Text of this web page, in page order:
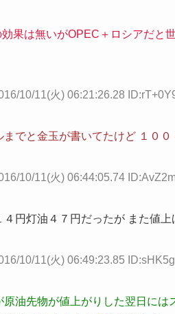
果は無いがOPEC＋ロシアだと
10/11(火) 06:21:26.28
でと金玉が書いてたけど １０
10/11(火) 06:44:05.74
円灯油４７円だったが また値上
10/11(火) 06:49:23.85
油先物が値上がりした翌日に